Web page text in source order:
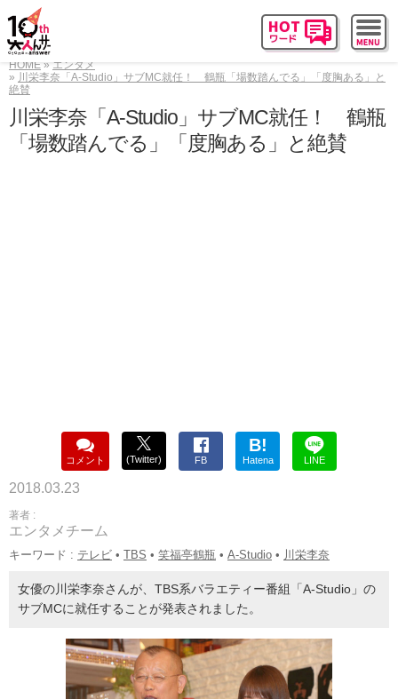
HOME
エンタメ
川栄李奈「A-Studio」サブMC就任！ 鶴瓶「場数踏んでる」「度胸ある」と
絶賛
川栄李奈「A-Studio」サブMC就任！ 鶴瓶
「場数踏んでる」「度胸ある」と絶賛
コメント (Twitter) FB
B!
Hatena LINE
2018.03.23
著者 :
エンタメチーム
キーワード : テレビ • TBS • 笑福亭鶴瓶 • A-Studio • 川栄李奈
女優の川栄李奈さんが、TBS系バラエティー番組「A-Studio」の
サブMCに就任することが発表されました。